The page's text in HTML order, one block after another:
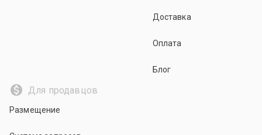
Доставка
Оплата
Блог
Для продавцов
Размещение